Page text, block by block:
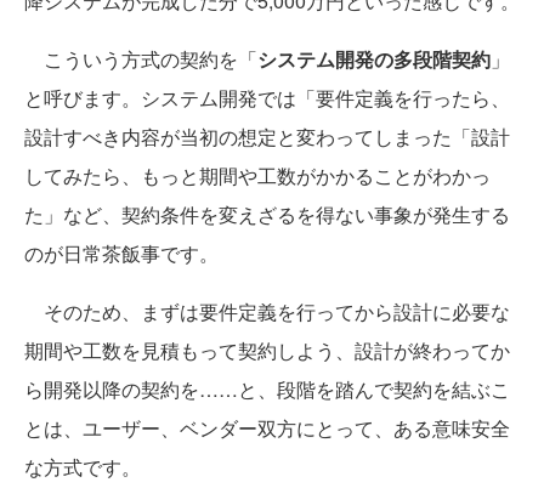
こういう方式の契約を「システム開発の多段階契約 」
と呼びます。システム開発では「要件定義を行ったら、
設計すべき内容が当初の想定と変わってしまった「設計
してみたら、もっと期間や工数がかかることがわかっ
た」など、契約条件を変えざるを得ない事象が発生する
のが日常茶飯事です。
そのため、まずは要件定義を行ってから設計に必要な
期間や工数を見積もって契約しよう、設計が終わってか
ら開発以降の契約を……と、段階を踏んで契約を結ぶこ
とは、ユーザー、ベンダー双方にとって、ある意味安全
な方式です。